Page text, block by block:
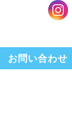
お問い合わせ